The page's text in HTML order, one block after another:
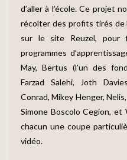
d’aller à l’école. Ce projet
récolter des profits tirés de
sur le site Reuzel, pour
programmes
May, Bertus (l’un des
Farzad Salehi, Joth
Conrad, Mikey Henger,
Simone Boscolo Cegion, et
chacun une coupe
vidéo.